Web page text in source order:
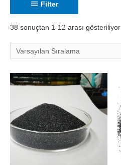
Filter
38 sonuçtan 1-12 arası gösteriliyor